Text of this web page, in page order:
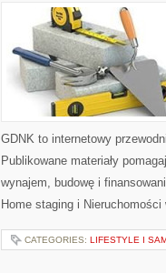
GDNK to internetowy
Publikowane materiały
wynajem, budowę i
Home staging i
CATEGORIES: LIFESTYLE I